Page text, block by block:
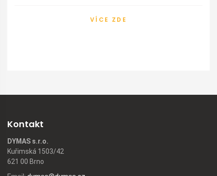
VÍCE ZDE
Kontakt
DYMAS s.r.o.
Kuřimská 1503/42
621 00 Brno